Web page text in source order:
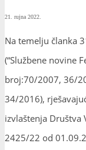
21. rujna 2022.
Na temelju članka
(“Službene novine
broj:70/2007, 36/
34/2016),
izvlaštenja Društva
2425/22 od